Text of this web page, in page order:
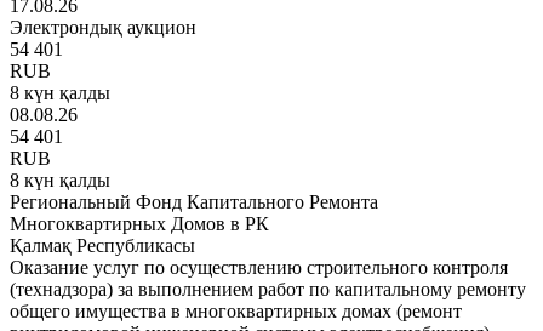
17.08.26
Электрондық аукцион
54 401
RUB
8 күн қалды
08.08.26
54 401
RUB
8 күн қалды
Региональный Фонд Капитального Ремонта
Многоквартирных Домов в РК
Қалмақ Республикасы
Оказание услуг по осуществлению строительного контроля
(технадзора) за выполнением работ по капитальному ремонту
общего имущества в многоквартирных домах (ремонт